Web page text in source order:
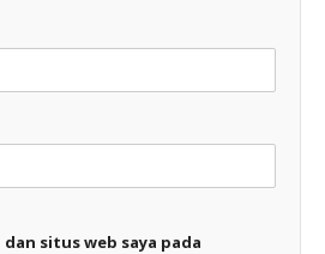
dan situs web saya pada